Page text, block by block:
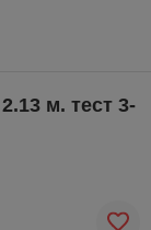
м. тест 3-